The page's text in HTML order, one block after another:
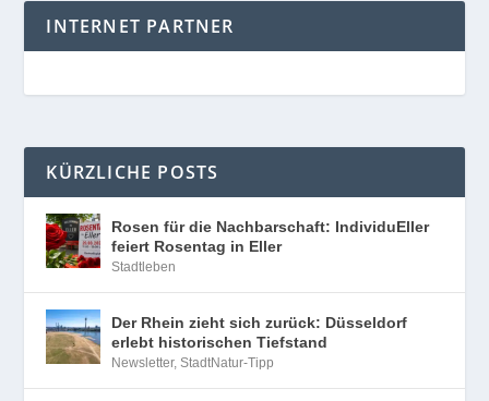
INTERNET PARTNER
KÜRZLICHE POSTS
Rosen für die Nachbarschaft: IndividuEller
feiert Rosentag in Eller
Stadtleben
Der Rhein zieht sich zurück: Düsseldorf
erlebt historischen Tiefstand
Newsletter,StadtNatur-Tipp